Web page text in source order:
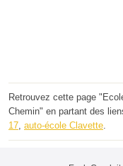
Retrouvez cette page
Chemin" en partant des
17, auto-école Clavette.